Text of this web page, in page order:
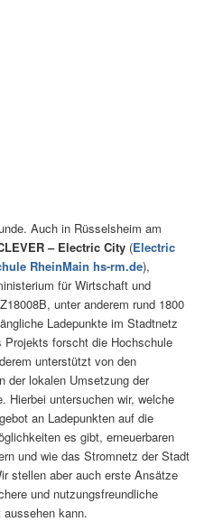
Auch in Rüsselsheim am
– Electric City (Electric
RheinMain hs-rm.de),
für Wirtschaft und
unter anderem rund 1800
Ladepunkte im Stadtnetz
forscht die Hochschule
unterstützt von den
der lokalen Umsetzung der
Hierbei untersuchen wir, welche
an Ladepunkten auf die
es gibt, erneuerbaren
und wie das Stromnetz der Stadt
stellen aber auch erste Ansätze
und nutzungsfreundliche
kann.